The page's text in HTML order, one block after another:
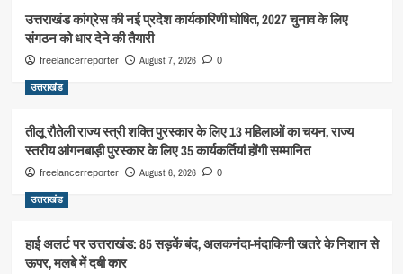
उत्तराखंड कांग्रेस की नई प्रदेश कार्यकारिणी घोषित, 2027 चुनाव के लिए
संगठन को धार देने की तैयारी
freelancerreporter August 7, 2026 0
उत्तराखंड
तीलू रौतेली राज्य स्त्री शक्ति पुरस्कार के लिए 13 महिलाओं का चयन, राज्य
स्तरीय आंगनबाड़ी पुरस्कार के लिए 35 कार्यकर्तियां होंगी सम्मानित
freelancerreporter August 6, 2026 0
उत्तराखंड
हाई अलर्ट पर उत्तराखंड: 85 सड़कें बंद, अलकनंदा-मंदाकिनी खतरे के निशान से
ऊपर, मलबे में दबी कार